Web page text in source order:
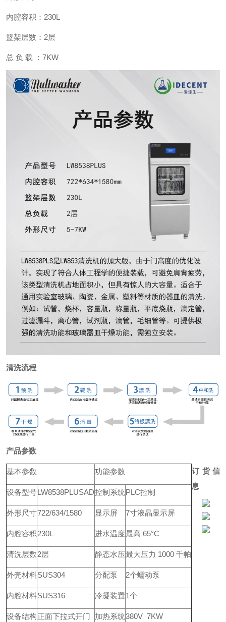
内腔容积：230L
篮架层数：2层
总 负 载 ：7KW
清洗流程
产品参数
基本参数 功能参数
设备型号LW8538PLUSAD控制系统PLC控制
外形尺寸722/634/1580 显示屏 7寸液晶显示屏
内腔容积230L 进水温度最高 65°C
清洗层数2层 静态水压最大压力 1000 千帕
外壳材料SUS304 分配泵 2个蠕动泵
内腔材料SUS316 冷凝装置1个
设备结构正面下拉式开门 加热系统380V 7KW
订货信
息